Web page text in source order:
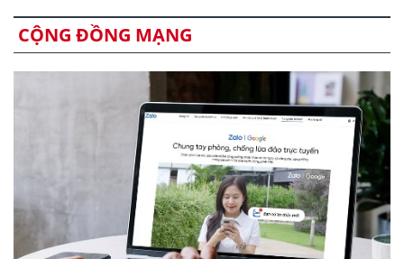
CỘNG ĐỒNG MẠNG